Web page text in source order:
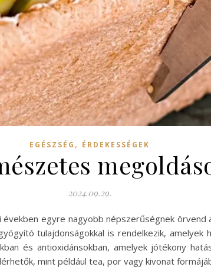
EGÉSZSÉG , ÉRDEKESSÉGEK
2024.09.29.
egyre nagyobb népszerűségnek
tulajdonságokkal is rendelkezik,
és antioxidánsokban, amelyek jótékony
mint például tea, por vagy kivonat